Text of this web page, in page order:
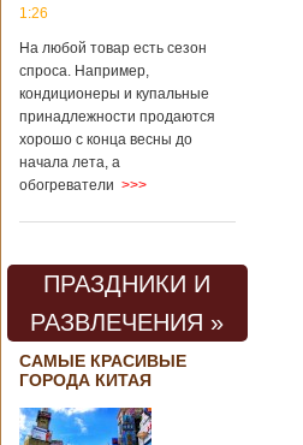
1:26
На любой товар есть сезон
спроса. Например,
кондиционеры и купальные
принадлежности продаются
хорошо с конца весны до
начала лета, а
обогреватели >>>
ПРАЗДНИКИ И
РАЗВЛЕЧЕНИЯ »
САМЫЕ КРАСИВЫЕ
ГОРОДА КИТАЯ